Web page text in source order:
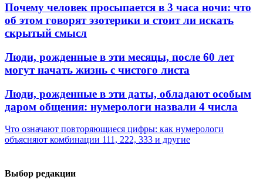
Почему человек просыпается в 3 часа ночи: что
об этом говорят эзотерики и стоит ли искать
скрытый смысл
Люди, рожденные в эти месяцы, после 60 лет
могут начать жизнь с чистого листа
Люди, рожденные в эти даты, обладают особым
даром общения: нумерологи назвали 4 числа
Что означают повторяющиеся цифры: как нумерологи
объясняют комбинации 111, 222, 333 и другие
Выбор редакции